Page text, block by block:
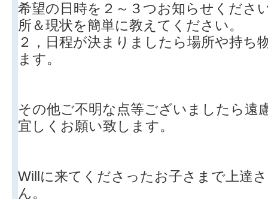
希望の日時を２～３つお知らせくださ
所＆現状を簡単に教えてください。
２，日程が決まりましたら場所や持ち
ます。
その他ご不明な点等ございましたら遠
宜しくお願い致します。
Willに来てくださったお子さまで上達
ん。